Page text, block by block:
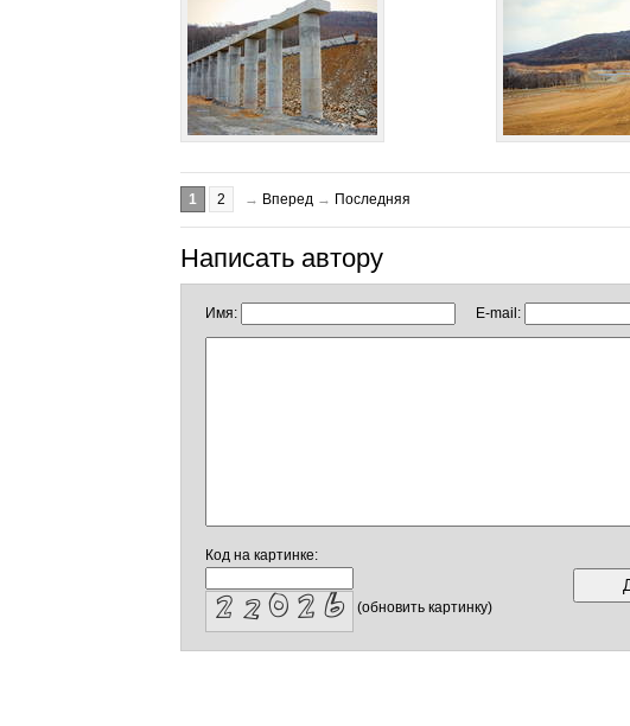
1 2 → Вперед → Последняя
Написать автору
Имя: E-mail:
Код на картинке:
(обновить картинку)